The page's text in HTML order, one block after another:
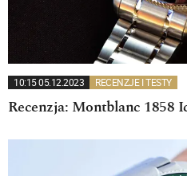
10:15 05.12.2023 RECENZJE I TESTY
Recenzja: Montblanc 1858